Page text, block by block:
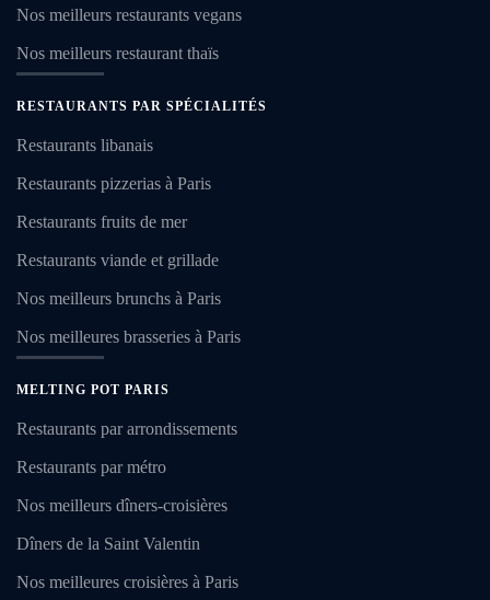
Nos meilleurs restaurants vegans
Nos meilleurs restaurant thaïs
RESTAURANTS PAR SPÉCIALITÉS
Restaurants libanais
Restaurants pizzerias à Paris
Restaurants fruits de mer
Restaurants viande et grillade
Nos meilleurs brunchs à Paris
Nos meilleures brasseries à Paris
MELTING POT PARIS
Restaurants par arrondissements
Restaurants par métro
Nos meilleurs dîners-croisières
Dîners de la Saint Valentin
Nos meilleures croisières à Paris